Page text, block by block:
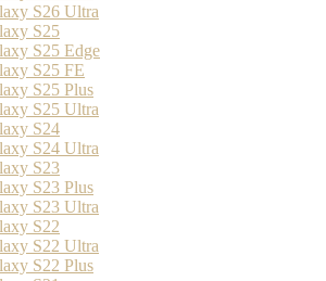
S26 Ultra
S25
S25 Edge
S25 FE
S25 Plus
S25 Ultra
S24
S24 Ultra
S23
S23 Plus
S23 Ultra
S22
S22 Ultra
S22 Plus